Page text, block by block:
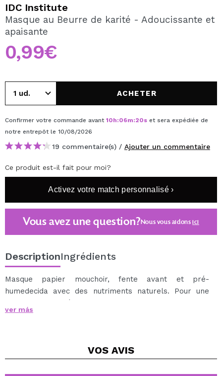
En créant un compte sur Maquibeauty.fr vous pourrez
effectuer vos achats rapidement, vérifier l'état de vos
IDC Institute
Masque au Beurre de karité - Adoucissante et
apaisante
0,99€
ACHETER
Confirmer votre commande avant 10h:06m:20s et sera expédiée de
notre entrepôt le 10/08/2026
19 commentaire(s) / Ajouter un commentaire
Ce produit est-il fait pour moi?
Activez votre match personnalisé ›
Vous avez une question?Nous vous aidonsici
DescriptionIngrédients
Masque papier mouchoir, fente avant et pré-
humedecida avec des nutriments naturels. Pour une
peau plus hydratée et lumineuse.
Comment utiliser : après nettoyage et rincer votre
absorber l’essence restante. Gousses de produit, mis
ver más
VOS AVIS